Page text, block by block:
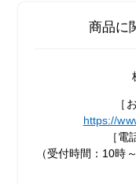
商品に
［
https://
［
（受付時間：10